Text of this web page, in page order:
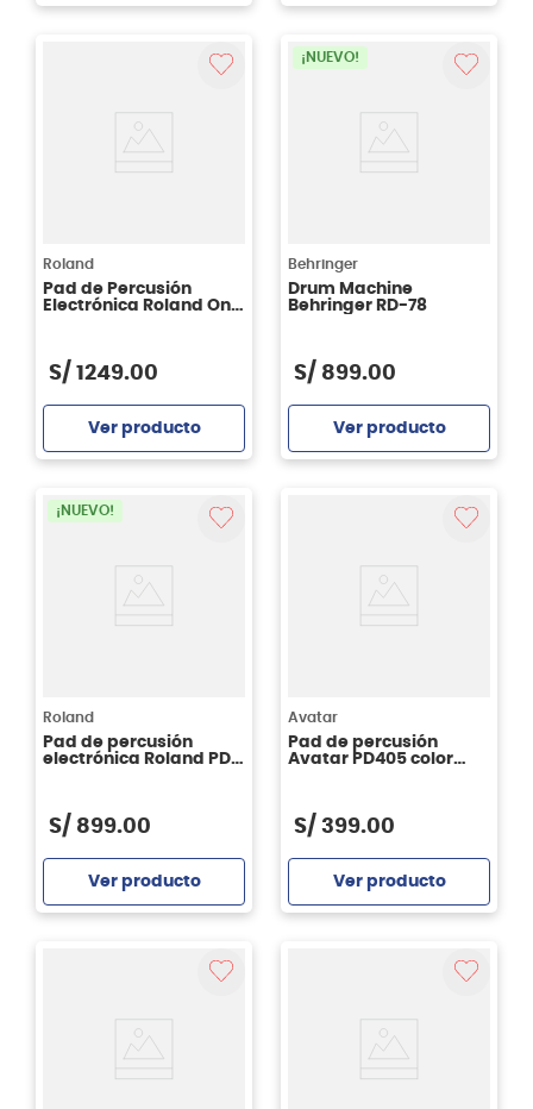
Roland
Pad de Percusión
Electrónica Roland One
S/ 1249.00
Ver producto
¡NUEVO!
Behringer
Drum Machine
Behringer RD-78
S/ 899.00
Ver producto
¡NUEVO!
Roland
Pad de percusión
electrónica Roland PD-
S/ 899.00
Ver producto
Avatar
Pad de percusión
Avatar PD405 color
S/ 399.00
Ver producto